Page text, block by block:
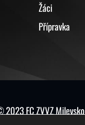
Žáci
Přípravka
FC ZVVZ Milevsko